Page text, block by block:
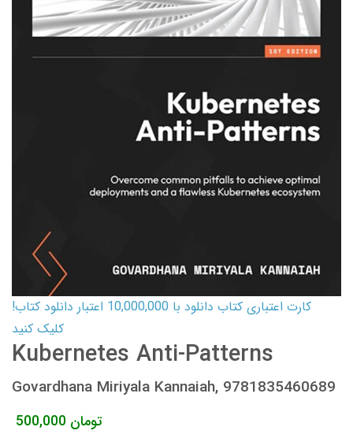
کارت اعتباری کتاب دانلود با 10,000,000 اعتبار دانلود کتاب!
کلیک کنید
Kubernetes Anti-Patterns
Govardhana Miriyala Kannaiah, 9781835460689
500,000 تومان